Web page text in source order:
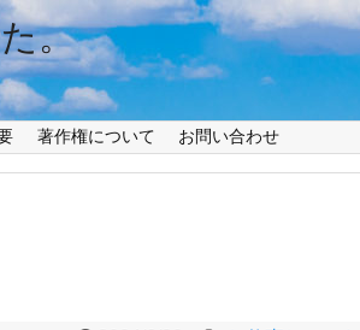
。
著作権について お問い合わせ